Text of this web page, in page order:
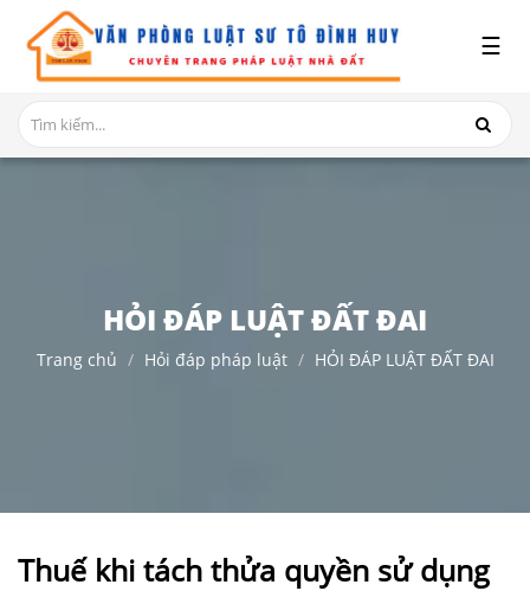
GIỚI
THIỆU
DỊCH
TỤC
ĐẤT
☰
HỎI ĐÁP LUẬT ĐẤT ĐAI
Trang chủ Hỏi đáp pháp luật HỎI ĐÁP LUẬT ĐẤT ĐAI
Thuế khi tách thửa quyền sử dụng